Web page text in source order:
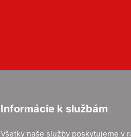
Informácie k službám
Všetky naše služby poskytujeme v